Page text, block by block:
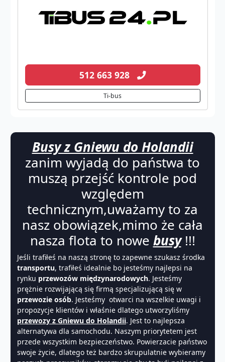
512 663 928
Ti-bus
Busy z Gniewu do Holandii
zanim wyjadą do państwa to
muszą przejść kontrole pod
względem
technicznym,uważamy to za
nasz obowiązek,mimo że cała
nasza flota to nowe busy!!!
Jeśli trafiłeś na naszą stronę to zapewne szukasz środka
transportu, trafiłeś idealnie bo jesteśmy najlepsi na
rynku przewozów międzynarodowych. Jesteśmy
prężnie rozwijającą się firmą specjalizującą się w
przewozie osób. Jesteśmy otwarci na wszelkie uwagi i
propozycje klientów i właśnie dlatego utworzyliśmy
przewozy z Gniewu do Holandii. Jest to najlepsza
alternatywa dla samochodu. Naszym priorytetem jest
przede wszystkim bezpieczeństwo. Powierzacie państwo
swoje życie, dlatego też bardzo skrupulatnie wybieramy